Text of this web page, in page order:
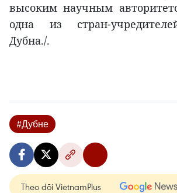
высоким научным
одна из стран-
Дубна./.
#Дубне
Theo dõi VietnamPlus